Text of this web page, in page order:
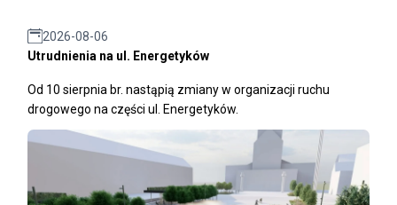
2026-08-06
Utrudnienia na ul. Energetyków
Od 10 sierpnia br. nastąpią zmiany w organizacji ruchu
drogowego na części ul. Energetyków.